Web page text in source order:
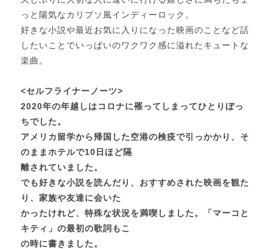
っと陽気なカリプソ風インディーロック。
好きな小説や最近お気に入りになった映画のことなど話
したいことでいっぱいのワクワク感に溢れたキュートな
楽曲。
<セルフライナーノーツ>
2020年の年越しはコロナに罹ってしまってひとりぼっ
ちでした。
アメリカ留学から帰国した空港の検疫で引っかかり、そ
のままホテルで10日ほど隔
離されていました。
でも好きな小説を読んだり、おすすめされた映画を観た
り、家族や友達に会いた
かったけれど、特殊な状況を満喫しました。「マーコと
キティ」の最初の歌詞もこ
の時に書きました。